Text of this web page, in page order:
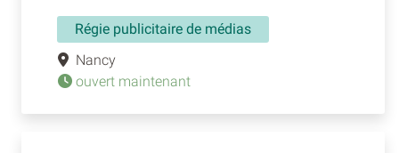
Régie publicitaire de médias
Nancy
ouvert maintenant